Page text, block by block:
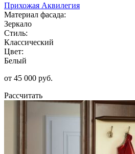
Прихожая Аквилегия
Материал фасада:
Зеркало
Стиль:
Классический
Цвет:
Белый
от 45 000 руб.
Рассчитать